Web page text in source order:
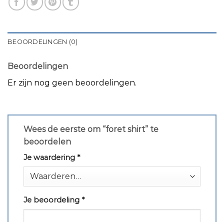
BEOORDELINGEN (0)
Beoordelingen
Er zijn nog geen beoordelingen.
Wees de eerste om “foret shirt” te
beoordelen
Je waardering *
Je beoordeling *